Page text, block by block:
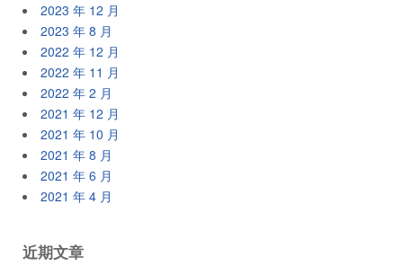
2023 年 12 月
2023 年 8 月
2022 年 12 月
2022 年 11 月
2022 年 2 月
2021 年 12 月
2021 年 10 月
2021 年 8 月
2021 年 6 月
2021 年 4 月
近期文章